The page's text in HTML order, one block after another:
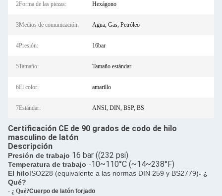
2Forma de las piezas: Hexágono
3Medios de comunicación: Agua, Gas, Petróleo
4Presión: 16bar
5Tamaño: Tamaño estándar
6El color: amarillo
7Estándar: ANSI, DIN, BSP, BS
Certificación CE de 90 grados de codo de hilo
masculino de latón
Descripción
Presión de trabajo 16 bar ((232 psi)
Temperatura de trabajo -10~110°C (~14~238°F)
El hiloISO228 (equivalente a las normas DIN 259 y BS2779)- ¿
Qué?
- ¿ Qué?Cuerpo de latón forjado